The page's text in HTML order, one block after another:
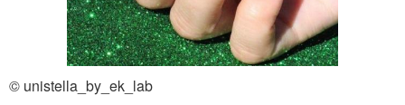
© unistella_by_ek_lab